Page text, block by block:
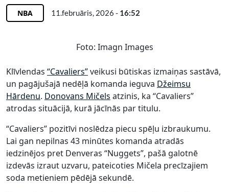
NBA 11.februāris, 2026 - 16:52
Foto: Imagn Images
Klīvlendas “Cavaliers”veikusi būtiskas izmaiņas sastāvā,
un pagājušajā nedēļā komanda ieguva Džeimsu
Hārdenu. Donovans Mičels atzinis, ka “Cavaliers”
atrodas situācijā, kurā jācīnās par titulu.
“Cavaliers” pozitīvi noslēdza piecu spēļu izbraukumu.
Lai gan nepilnas 43 minūtes komanda atradās
iedzinējos pret Denveras “Nuggets”, pašā galotnē
izdevās izraut uzvaru, pateicoties Mičela precīzajiem
soda metieniem pēdējā sekundē.